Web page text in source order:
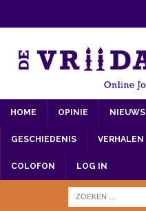
HOME OPINIE NIEUWS
GESCHIEDENIS VERHALEN
COLOFON LOG IN